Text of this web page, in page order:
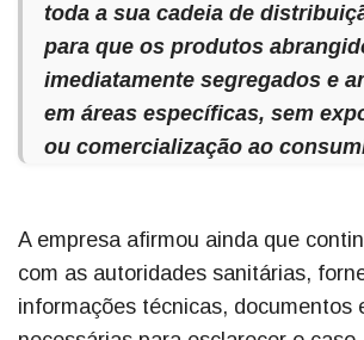
toda a sua cadeia de
para que os produtos
imediatamente segregados e
em áreas específicas, sem
ou comercialização ao
A empresa afirmou ainda que
com as autoridades sanitárias,
informações técnicas, documentos